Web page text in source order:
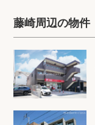
藤崎周辺の物件